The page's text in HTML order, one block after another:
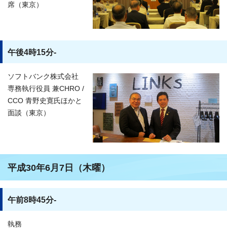
席（東京）
午後4時15分-
ソフトバンク株式会社
専務執行役員 兼CHRO /
CCO 青野史寛氏ほかと
面談（東京）
平成30年6月7日（木曜）
午前8時45分-
執務